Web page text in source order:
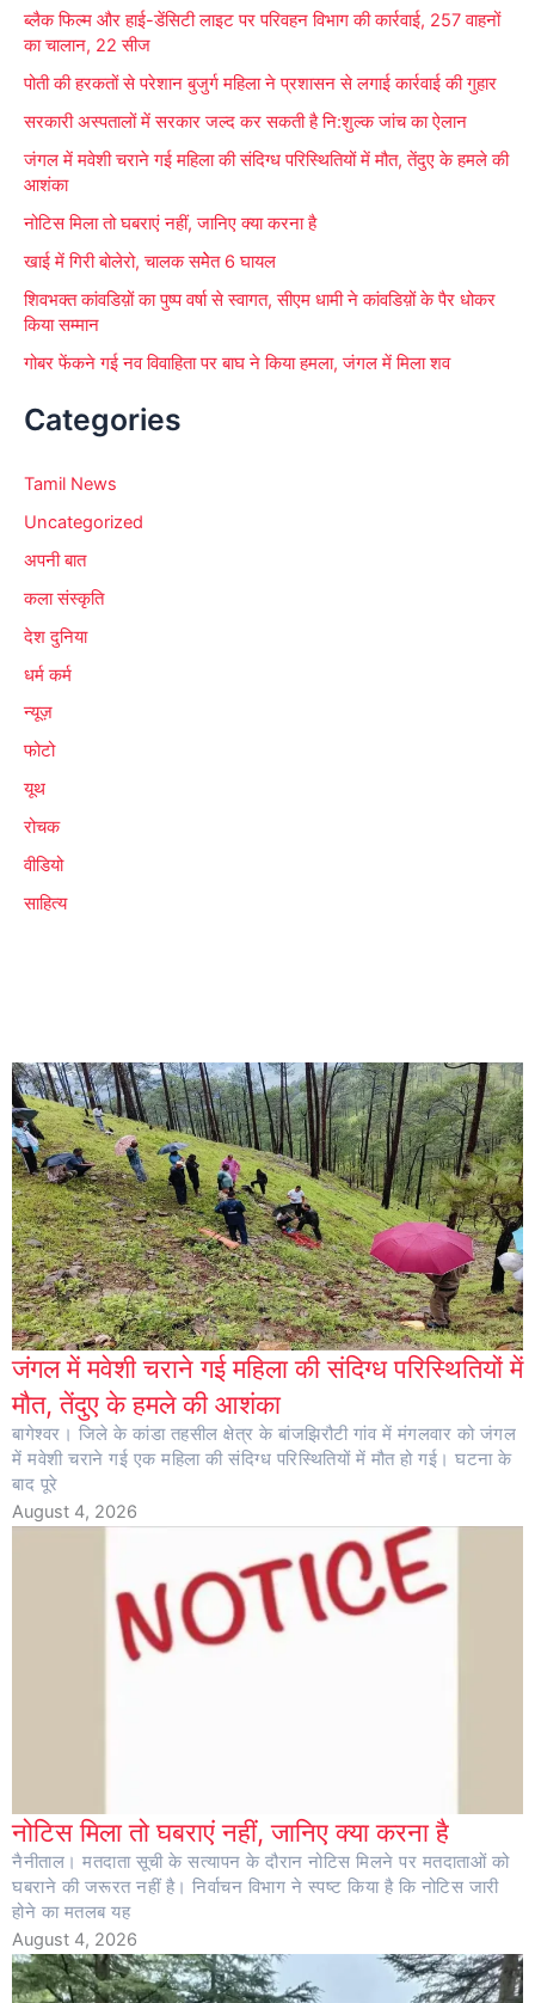
o
ब्लैक फिल्म और हाई-डेंसिटी लाइट पर परिवहन विभाग की कार्रवाई, 257 वाहनों
का चालान, 22 सीज
पोती की हरकतों से परेशान बुजुर्ग महिला ने प्रशासन से लगाई कार्रवाई की गुहार
सरकारी अस्पतालों में सरकार जल्द कर सकती है नि:शुल्क जांच का ऐलान
जंगल में मवेशी चराने गई महिला की संदिग्ध परिस्थितियों में मौत, तेंदुए के हमले की
आशंका
नोटिस मिला तो घबराएं नहीं, जानिए क्या करना है
खाई में गिरी बोलेरो, चालक समेेत 6 घायल
शिवभक्त कांवडिय़ों का पुष्प वर्षा से स्वागत, सीएम धामी ने कांवडिय़ों के पैर धोकर
किया सम्मान
गोबर फेंकने गई नव विवाहिता पर बाघ ने किया हमला, जंगल में मिला शव
Categories
Tamil News
Uncategorized
अपनी बात
कला संस्कृति
देश दुनिया
धर्म कर्म
न्यूज़
फोटो
यूथ
रोचक
वीडियो
साहित्य
जंगल में मवेशी चराने गई महिला की संदिग्ध परिस्थितियों में
मौत, तेंदुए के हमले की आशंका
बागेश्वर। जिले के कांडा तहसील क्षेत्र के बांजझिरौटी गांव में मंगलवार को जंगल
में मवेशी चराने गई एक महिला की संदिग्ध परिस्थितियों में मौत हो गई। घटना के
बाद पूरे
August 4, 2026
नोटिस मिला तो घबराएं नहीं, जानिए क्या करना है
नैनीताल। मतदाता सूची के सत्यापन के दौरान नोटिस मिलने पर मतदाताओं को
घबराने की जरूरत नहीं है। निर्वाचन विभाग ने स्पष्ट किया है कि नोटिस जारी
होने का मतलब यह
August 4, 2026